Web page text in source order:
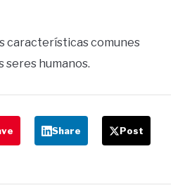
características comunes
seres humanos.
Share Post